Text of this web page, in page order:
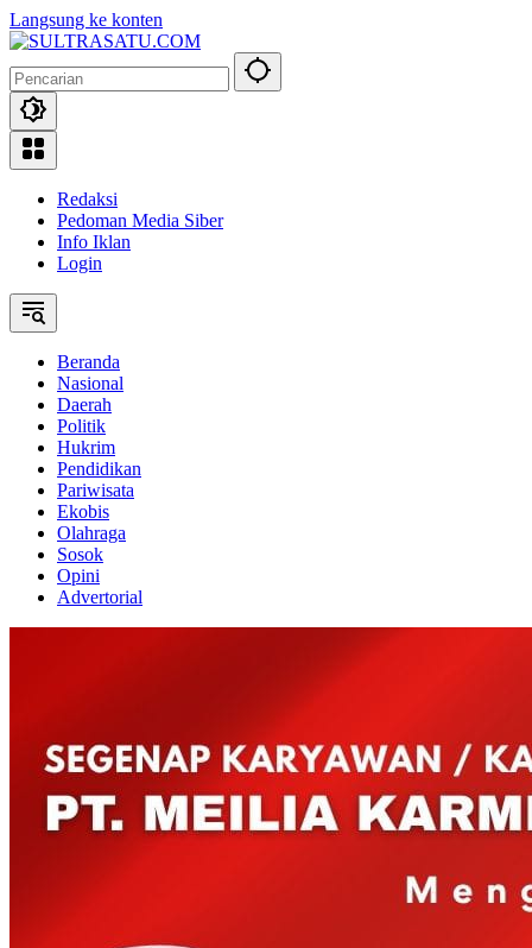
Langsung ke konten
Redaksi
Pedoman Media Siber
Info Iklan
Login
Beranda
Nasional
Daerah
Politik
Hukrim
Pendidikan
Pariwisata
Ekobis
Olahraga
Sosok
Opini
Advertorial